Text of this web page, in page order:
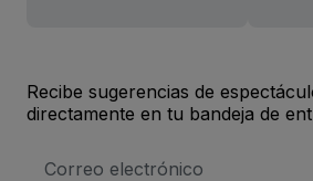
Recibe sugerencias de
directamente en tu bandeja de
de